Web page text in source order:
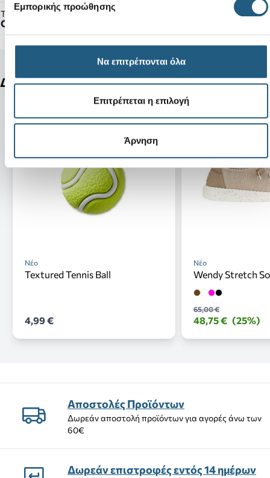
Εμπορικής προώθησης
Να επιτρέπονται όλα
Επιτρέπεται η επιλογή
Άρνηση
Τύπος Προϊόντος:
Clogs
Δείτε ακόμη
Νέο
Textured Tennis Ball
4,99 €
Νέο
Wendy Stretch
65,00 €
48,75 € (25%)
Αποστολές Προϊόντων
Δωρεάν αποστολή προϊόντων για αγορές άνω των
60€
Δωρεάν επιστροφές εντός 14 ημέρων